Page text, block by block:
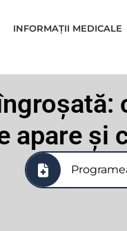
INFORMAȚII MEDICALE
apare și